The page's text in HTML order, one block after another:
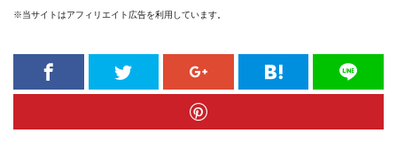
※当サイトはアフィリエイト広告を利用しています。